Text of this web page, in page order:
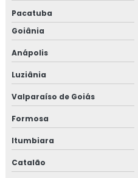
Pacatuba
Goiânia
Anápolis
Luziânia
Valparaíso de Goiás
Formosa
Itumbiara
Catalão